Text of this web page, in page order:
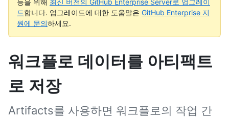
능을 위해 최신 버전의 GitHub Enterprise Server로 업그레이
드합니다. 업그레이드에 대한 도움말은 GitHub Enterprise 지
원에 문의하세요.
워크플로 데이터를 아티팩트
로 저장
Artifacts를 사용하면 워크플로의 작업 간